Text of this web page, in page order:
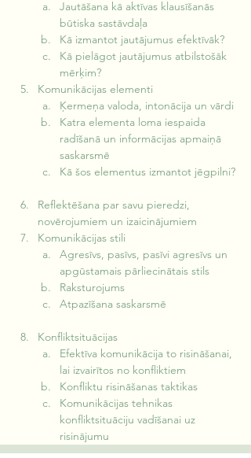
Jautāšana kā aktīvas klausīšanās
būtiska sastāvdaļa
Kā izmantot jautājumus efektīvāk?
Kā pielāgot jautājumus atbilstošāk
mērķim?
Komunikācijas elementi
Ķermeņa valoda, intonācija un vārdi
Katra elementa loma iespaida
radīšanā un informācijas apmaiņā
saskarsmē
Kā šos elementus izmantot jēgpilni?
Reflektēšana par savu pieredzi,
novērojumiem un izaicinājumiem
Komunikācijas stili
Agresīvs, pasīvs, pasīvi agresīvs un
apgūstamais pārliecinātais stils
Raksturojums
Atpazīšana saskarsmē
Konfliktsituācijas
Efektīva komunikācija to risināšanai,
lai izvairītos no konfliktiem
Konfliktu risināšanas taktikas
Komunikācijas tehnikas
konfliktsituāciju vadīšanai uz
risinājumu